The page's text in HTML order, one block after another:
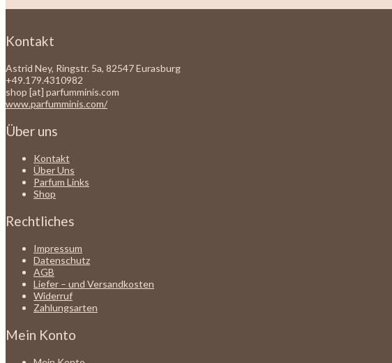
Kontakt
Astrid Ney, Ringstr. 5a, 82547 Eurasburg
+49.179.4310982
shop [at] parfumminis.com
www.parfumminis.com/
Über uns
Kontakt
Über Uns
Parfum Links
Shop
Rechtliches
Impressum
Datenschutz
AGB
Liefer – und Versandkosten
Widerruf
Zahlungsarten
Mein Konto